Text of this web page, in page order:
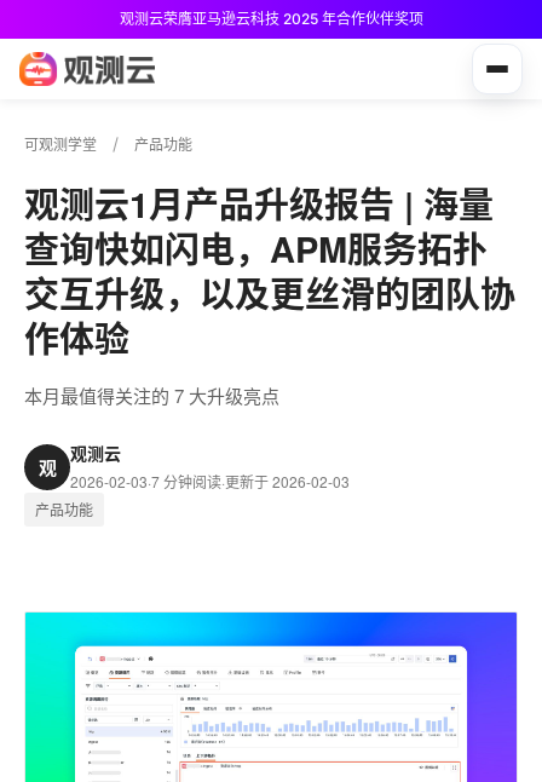
观测云荣膺亚马逊云科技 2025 年合作伙伴奖项
可观测学堂 产品功能
观测云1月产品升级报告 | 海量
查询快如闪电，APM服务拓扑
交互升级，以及更丝滑的团队协
作体验
本月最值得关注的 7 大升级亮点
观
观测云
2026-02-03·7 分钟阅读·更新于 2026-02-03
产品功能